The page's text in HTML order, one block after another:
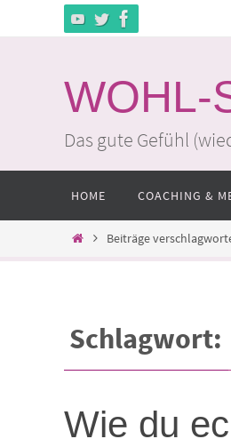
WOHL-
Das gute Gefühl
springen
HOME COACHING &
HomeBeiträge
Schlagwort:
Wie du